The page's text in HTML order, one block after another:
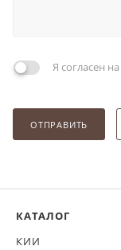
Я согласен на
ОТПРАВИТЬ
КАТАЛОГ
КИИ